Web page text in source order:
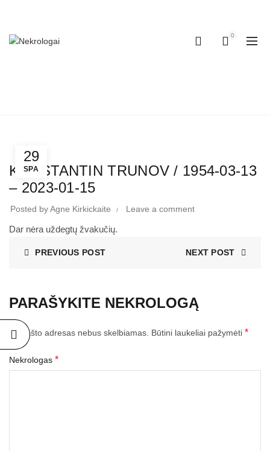
0
29
SPA
KONSTANTIN TRUNOV / 1954-03-13
– 2023-01-15
Posted byAgne Kirkickaite Leave a comment
Dar nėra uždegtų žvakučių.
PREVIOUS POST NEXT POST
PARAŠYKITE NEKROLOGĄ
El. pašto adresas nebus skelbiamas. Būtini laukeliai pažymėti *
Nekrologas *